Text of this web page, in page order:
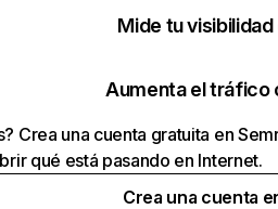
Mide tu visibilidad
Aumenta el tráfico
Crea una cuenta gratuita en
qué está pasando en Internet.
Crea una cuenta